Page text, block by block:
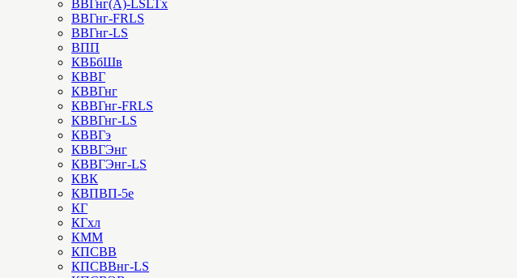
ВВГнг(А)-LSLTx
ВВГнг-FRLS
ВВГнг-LS
ВПП
КВБбШв
КВВГ
КВВГнг
КВВГнг-FRLS
КВВГнг-LS
КВВГэ
КВВГЭнг
КВВГЭнг-LS
КВК
КВПВП-5е
КГ
КГхл
КММ
КПСВВ
КПСВВнг-LS